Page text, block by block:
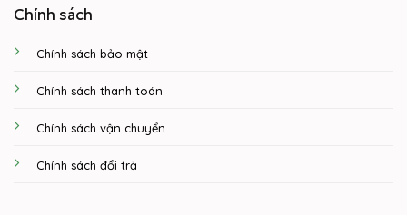
Chính sách
Chính sách bảo mật
Chính sách thanh toán
Chính sách vận chuyển
Chính sách đổi trả